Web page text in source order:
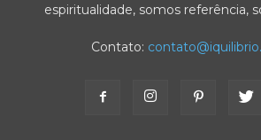
espiritualidade, somos referência,
Contato: